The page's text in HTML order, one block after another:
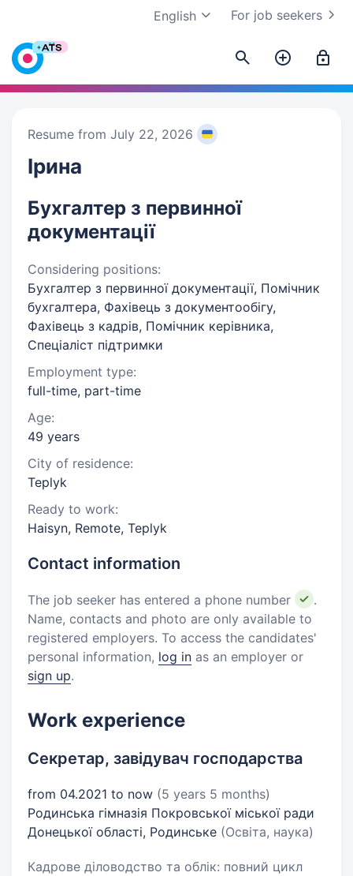
For job seekers
English
Resume from July 22, 2026
Ірина
Бухгалтер з первинної
документації
Considering positions:
Бухгалтер з первинної документації, Помічник
бухгалтера, Фахівець з документообігу,
Фахівець з кадрів, Помічник керівника,
Спеціаліст підтримки
Employment type:
full-time, part-time
Age:
49 years
City of residence:
Teplyk
Ready to work:
Haisyn, Remote, Teplyk
Contact information
The job seeker has entered a phone number
.
Name, contacts and photo are only available to
registered employers. To access the candidates'
personal information, log in as an employer or
sign up.
Work experience
Секретар, завідувач господарства
from 04.2021 to now (5 years 5 months)
Родинська гімназія Покровської міської ради
Донецької області, Родинське (Освіта, наука)
Кадрове діловодство та облік: повний цикл